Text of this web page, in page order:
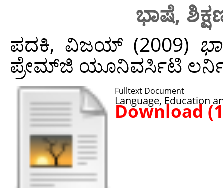
ಭಾಷೆ,
ಪದಕಿ, ವಿಜಯ್(2009)
ಪ್ರೇಮ್‌ಜಿ ಯೂನಿವರ್ಸಿಟಿ
Fulltext Document
Language, Education
Download